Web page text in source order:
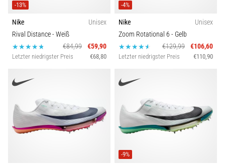
-13%
Nike
Unisex
Rival Distance- Weiß
€84,99
€59,90
Letzter niedrigster Preis €68,80
-4%
Nike
Unisex
Zoom Rotational 6 - Gelb
€129,99
€106,60
Letzter niedrigster Preis €110,90
-9%